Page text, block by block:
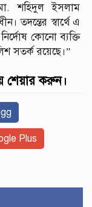
শহিদুল ইসলাম
তদন্তের স্বার্থে এ
কোনো ব্যক্তি
সতর্ক রয়েছে।”
শেয়ার করুন।
Plus